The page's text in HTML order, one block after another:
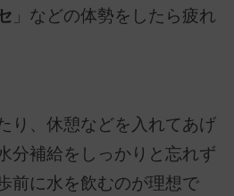
」などの体勢をしたら疲れ
り、休憩などを入れてあげ
分補給をしっかりと忘れず
前に水を飲むのが理想で